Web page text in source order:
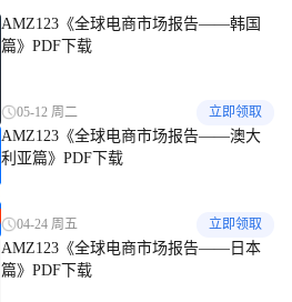
AMZ123《全球电商市场报告——韩国
篇》PDF下载
05-12 周二 立即领取
AMZ123《全球电商市场报告——澳大
利亚篇》PDF下载
04-24 周五 立即领取
AMZ123《全球电商市场报告——日本
篇》PDF下载